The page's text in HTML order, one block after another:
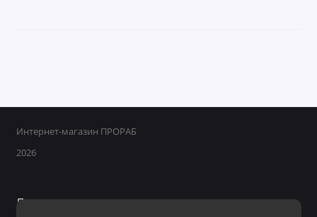
Интернет-магазин ПРОРАБ
2026
Поддержка